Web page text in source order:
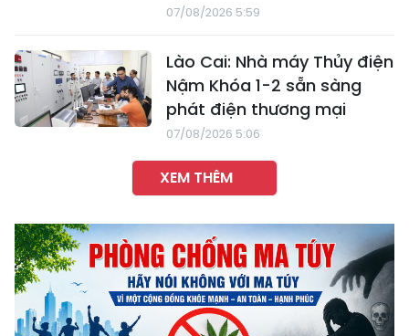
07/08/2026 5:59
Lào Cai: Nhà máy Thủy điện
Nậm Khóa 1-2 sẵn sàng
phát điện thương mại
07/08/2026 5:06
XEM THÊM